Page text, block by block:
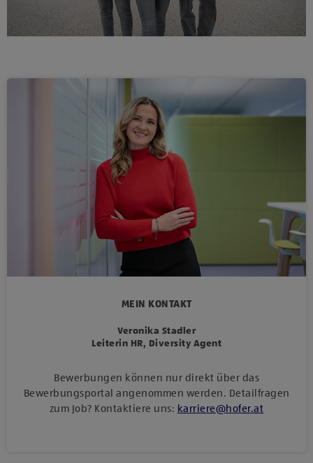
MEIN KONTAKT
Veronika Stadler
Leiterin HR, Diversity Agent
Bewerbungen können nur direkt über das
Bewerbungsportal angenommen werden. Detailfragen
zum Job? Kontaktiere uns: karriere@hofer.at